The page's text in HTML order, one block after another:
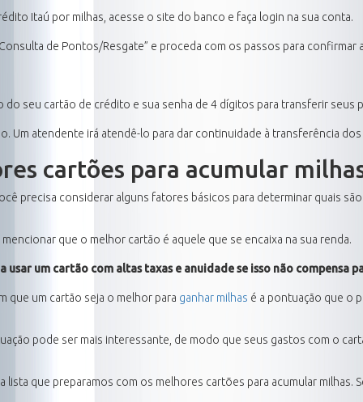
Itaú por milhas, acesse o site do banco e faça login na sua conta.
de Pontos/Resgate” e proceda com os passos para confirmar
seu cartão de crédito e sua senha de 4 dígitos para transferir seus
Um atendente irá atendê-lo para dar continuidade à transferência
cartões para acumular
precisa considerar alguns fatores básicos para determinar quais
que o melhor cartão é aquele que se encaixa na sua renda.
um cartão com altas taxas e anuidade se isso não compensa
que um cartão seja o melhor para ganhar milhas é a pontuação que o
pode ser mais interessante, de modo que seus gastos com o
que preparamos com os melhores cartões para acumular milhas.